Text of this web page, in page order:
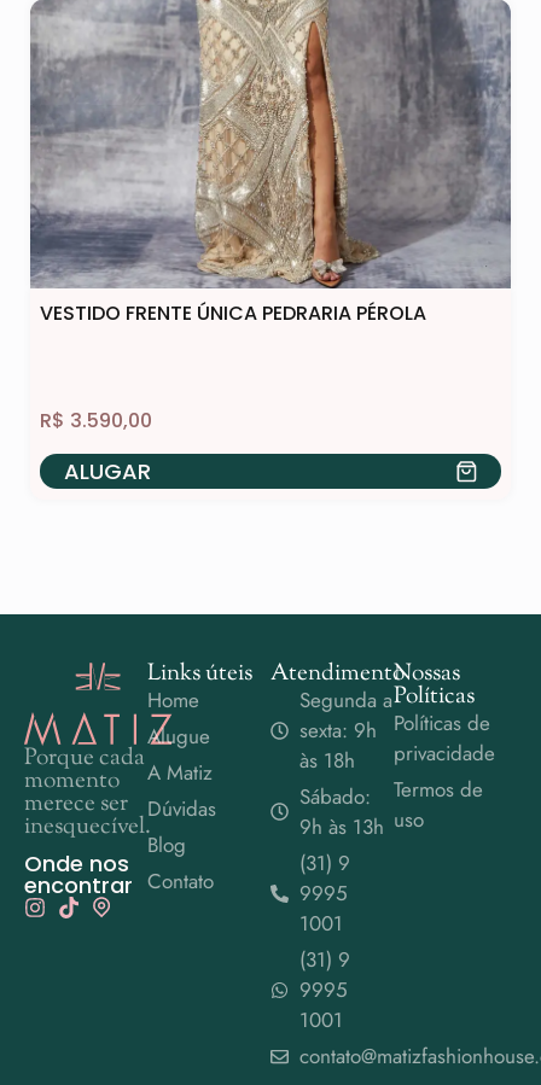
VESTIDO FRENTE ÚNICA PEDRARIA PÉROLA
R$ 3.590,00
ALUGAR
Porque cada
momento
merece ser
inesquecível.
Onde nos
encontrar
Links úteis
Home
Alugue
A Matiz
Dúvidas
Blog
Contato
Atendimento
Segunda a
sexta: 9h
às 18h
Sábado:
9h às 13h
(31) 9
9995
1001
(31) 9
9995
1001
Nossas
Políticas
Políticas de
privacidade
Termos de
uso